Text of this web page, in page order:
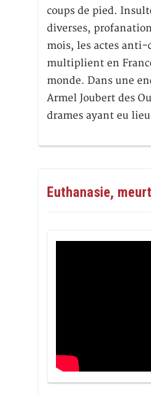
coups de pied.
diverses,
mois, les actes anti-
multiplient en
monde. Dans une
Armel Joubert des
drames ayant eu
Euthanasie,